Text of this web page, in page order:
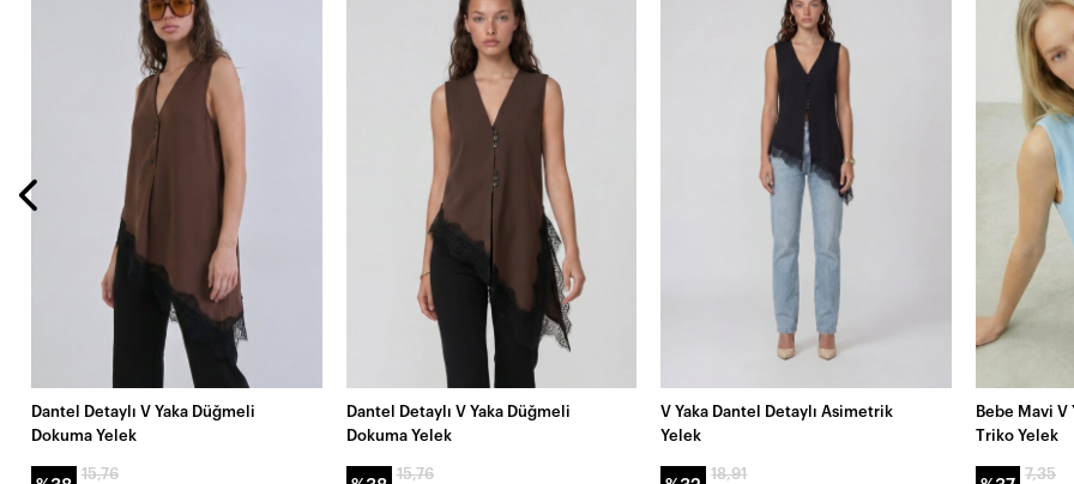
Dantel Detaylı V Yaka Düğmeli
Dokuma Yelek
15,76
Dantel Detaylı V Yaka Düğmeli
Dokuma Yelek
15,76
V Yaka Dantel Detaylı Asimetrik
Yelek
18,91
Bebe Mavi V
Triko Yelek
7,35